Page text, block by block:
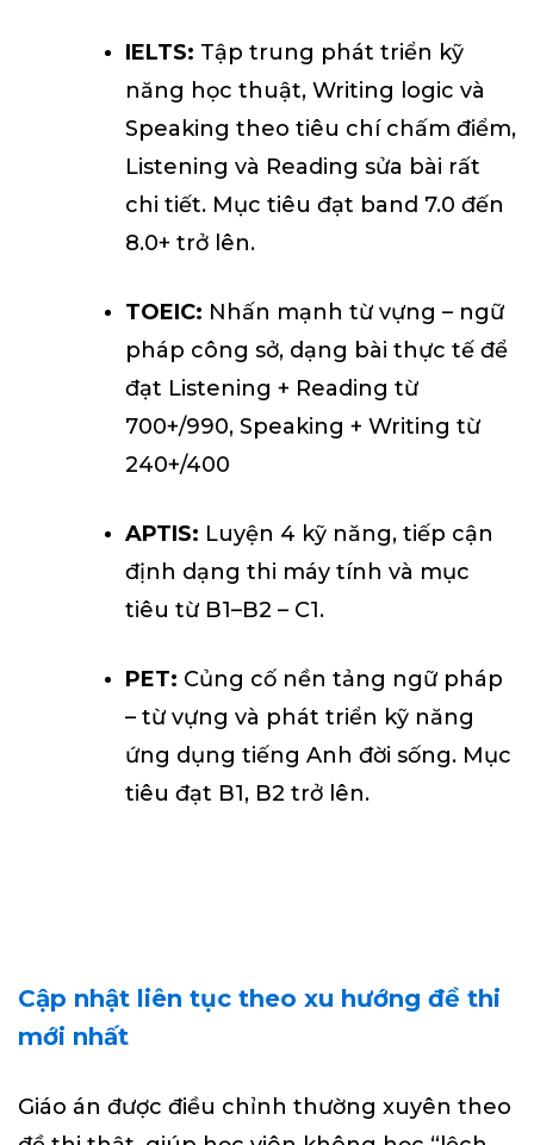
IELTS: Tập trung phát triển kỹ
năng học thuật, Writing logic và
Speaking theo tiêu chí chấm điểm,
Listening và Reading sửa bài rất
chi tiết. Mục tiêu đạt band 7.0 đến
8.0+ trở lên.
TOEIC: Nhấn mạnh từ vựng – ngữ
pháp công sở, dạng bài thực tế để
đạt Listening + Reading từ
700+/990, Speaking + Writing từ
240+/400
APTIS: Luyện 4 kỹ năng, tiếp cận
định dạng thi máy tính và mục
tiêu từ B1–B2 – C1.
PET: Củng cố nền tảng ngữ pháp
– từ vựng và phát triển kỹ năng
ứng dụng tiếng Anh đời sống. Mục
tiêu đạt B1, B2 trở lên.
Cập nhật liên tục theo xu hướng đề thi
mới nhất
Giáo án được điều chỉnh thường xuyên theo